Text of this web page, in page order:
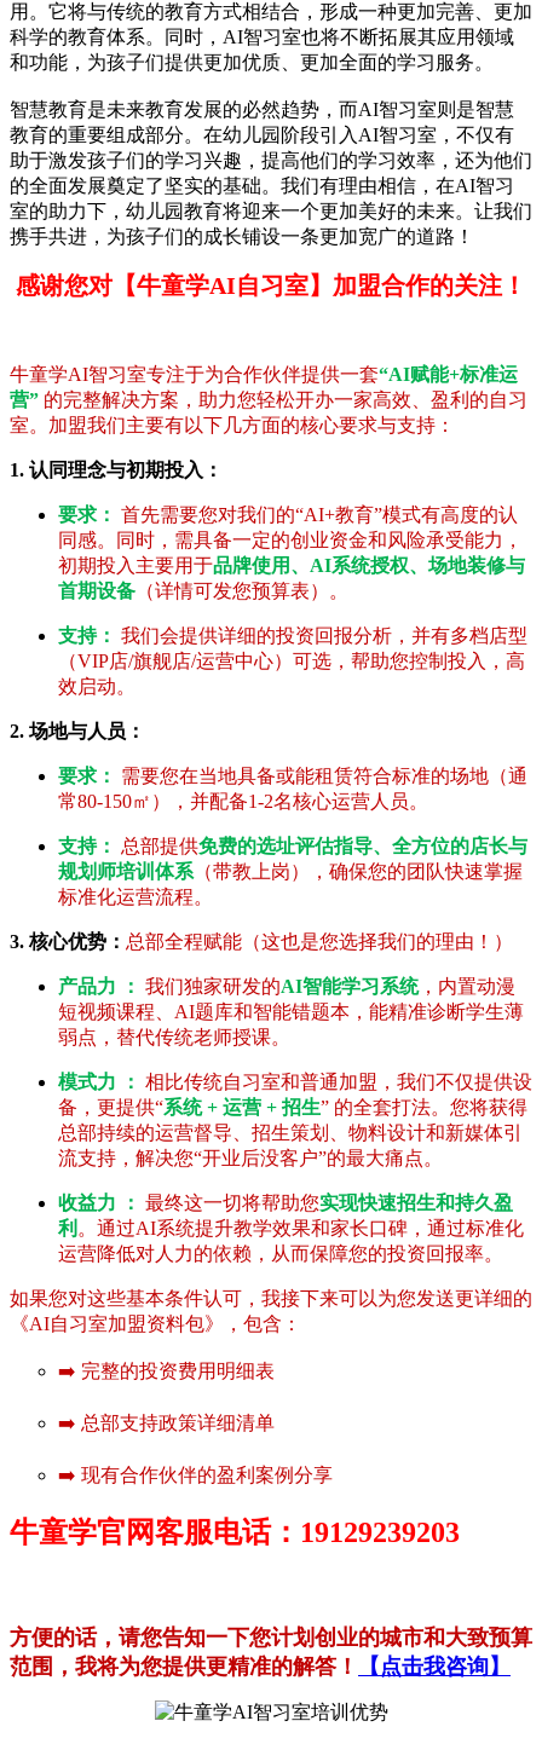
用。它将与传统的教育方式相结合，形成一种更加完善、更加
科学的教育体系。同时，AI智习室也将不断拓展其应用领域
和功能，为孩子们提供更加优质、更加全面的学习服务。
智慧教育是未来教育发展的必然趋势，而AI智习室则是智慧
教育的重要组成部分。在幼儿园阶段引入AI智习室，不仅有
助于激发孩子们的学习兴趣，提高他们的学习效率，还为他们
的全面发展奠定了坚实的基础。我们有理由相信，在AI智习
室的助力下，幼儿园教育将迎来一个更加美好的未来。让我们
携手共进，为孩子们的成长铺设一条更加宽广的道路！
感谢您对【牛童学AI自习室】加盟合作的关注！
牛童学AI智习室专注于为合作伙伴提供一套“AI赋能+标准运
营” 的完整解决方案，助力您轻松开办一家高效、盈利的自习
室。加盟我们主要有以下几方面的核心要求与支持：
1. 认同理念与初期投入：
要求： 首先需要您对我们的“AI+教育”模式有高度的认
同感。同时，需具备一定的创业资金和风险承受能力，
初期投入主要用于品牌使用、AI系统授权、场地装修与
首期设备 （详情可发您预算表）。
支持： 我们会提供详细的投资回报分析，并有多档店型
（VIP店/旗舰店/运营中心）可选，帮助您控制投入，高
效启动。
2. 场地与人员：
要求：
需要您在当地具备或能租赁符合标准的场地（通
常80-150㎡），并配备1-2名核心运营人员。
支持： 总部提供免费的选址评估指导、全方位的店长与
规划师培训体系 （带教上岗），确保您的团队快速掌握
标准化运营流程。
3. 核心优势： 总部全程赋能（这也是您选择我们的理由！）
产品力 ： 我们独家研发的AI智能学习系统，内置动漫
短视频课程、AI题库和智能错题本，能精准诊断学生薄
弱点，替代传统老师授课。
模式力 ： 相比传统自习室和普通加盟，我们不仅提供设
备，更提供“系统 + 运营 + 招生” 的全套打法。您将获得
总部持续的运营督导、招生策划、物料设计和新媒体引
流支持，解决您“开业后没客户”的最大痛点。
收益力 ： 最终这一切将帮助您实现快速招生和持久盈
利 。通过AI系统提升教学效果和家长口碑，通过标准化
运营降低对人力的依赖，从而保障您的投资回报率。
如果您对这些基本条件认可，我接下来可以为您发送更详细的
《AI自习室加盟资料包》，包含：
➡️ 完整的投资费用明细表
➡️ 总部支持政策详细清单
➡️ 现有合作伙伴的盈利案例分享
牛童学官网客服电话：19129239203
方便的话，请您告知一下您计划创业的城市和大致预算
范围，我将为您提供更精准的解答！
【点击我咨询】